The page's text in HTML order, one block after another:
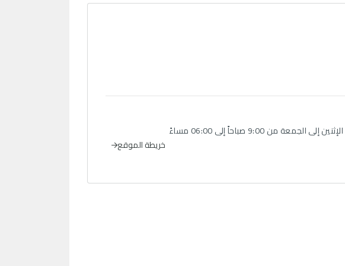
خريطة الموقع